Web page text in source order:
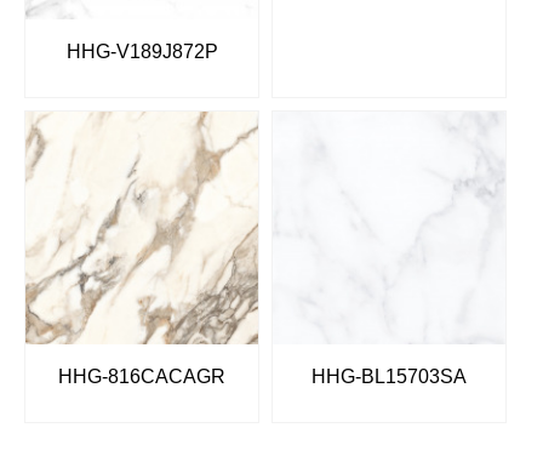
HHG-V189J872P
HHG-816CACAGR HHG-BL15703SA